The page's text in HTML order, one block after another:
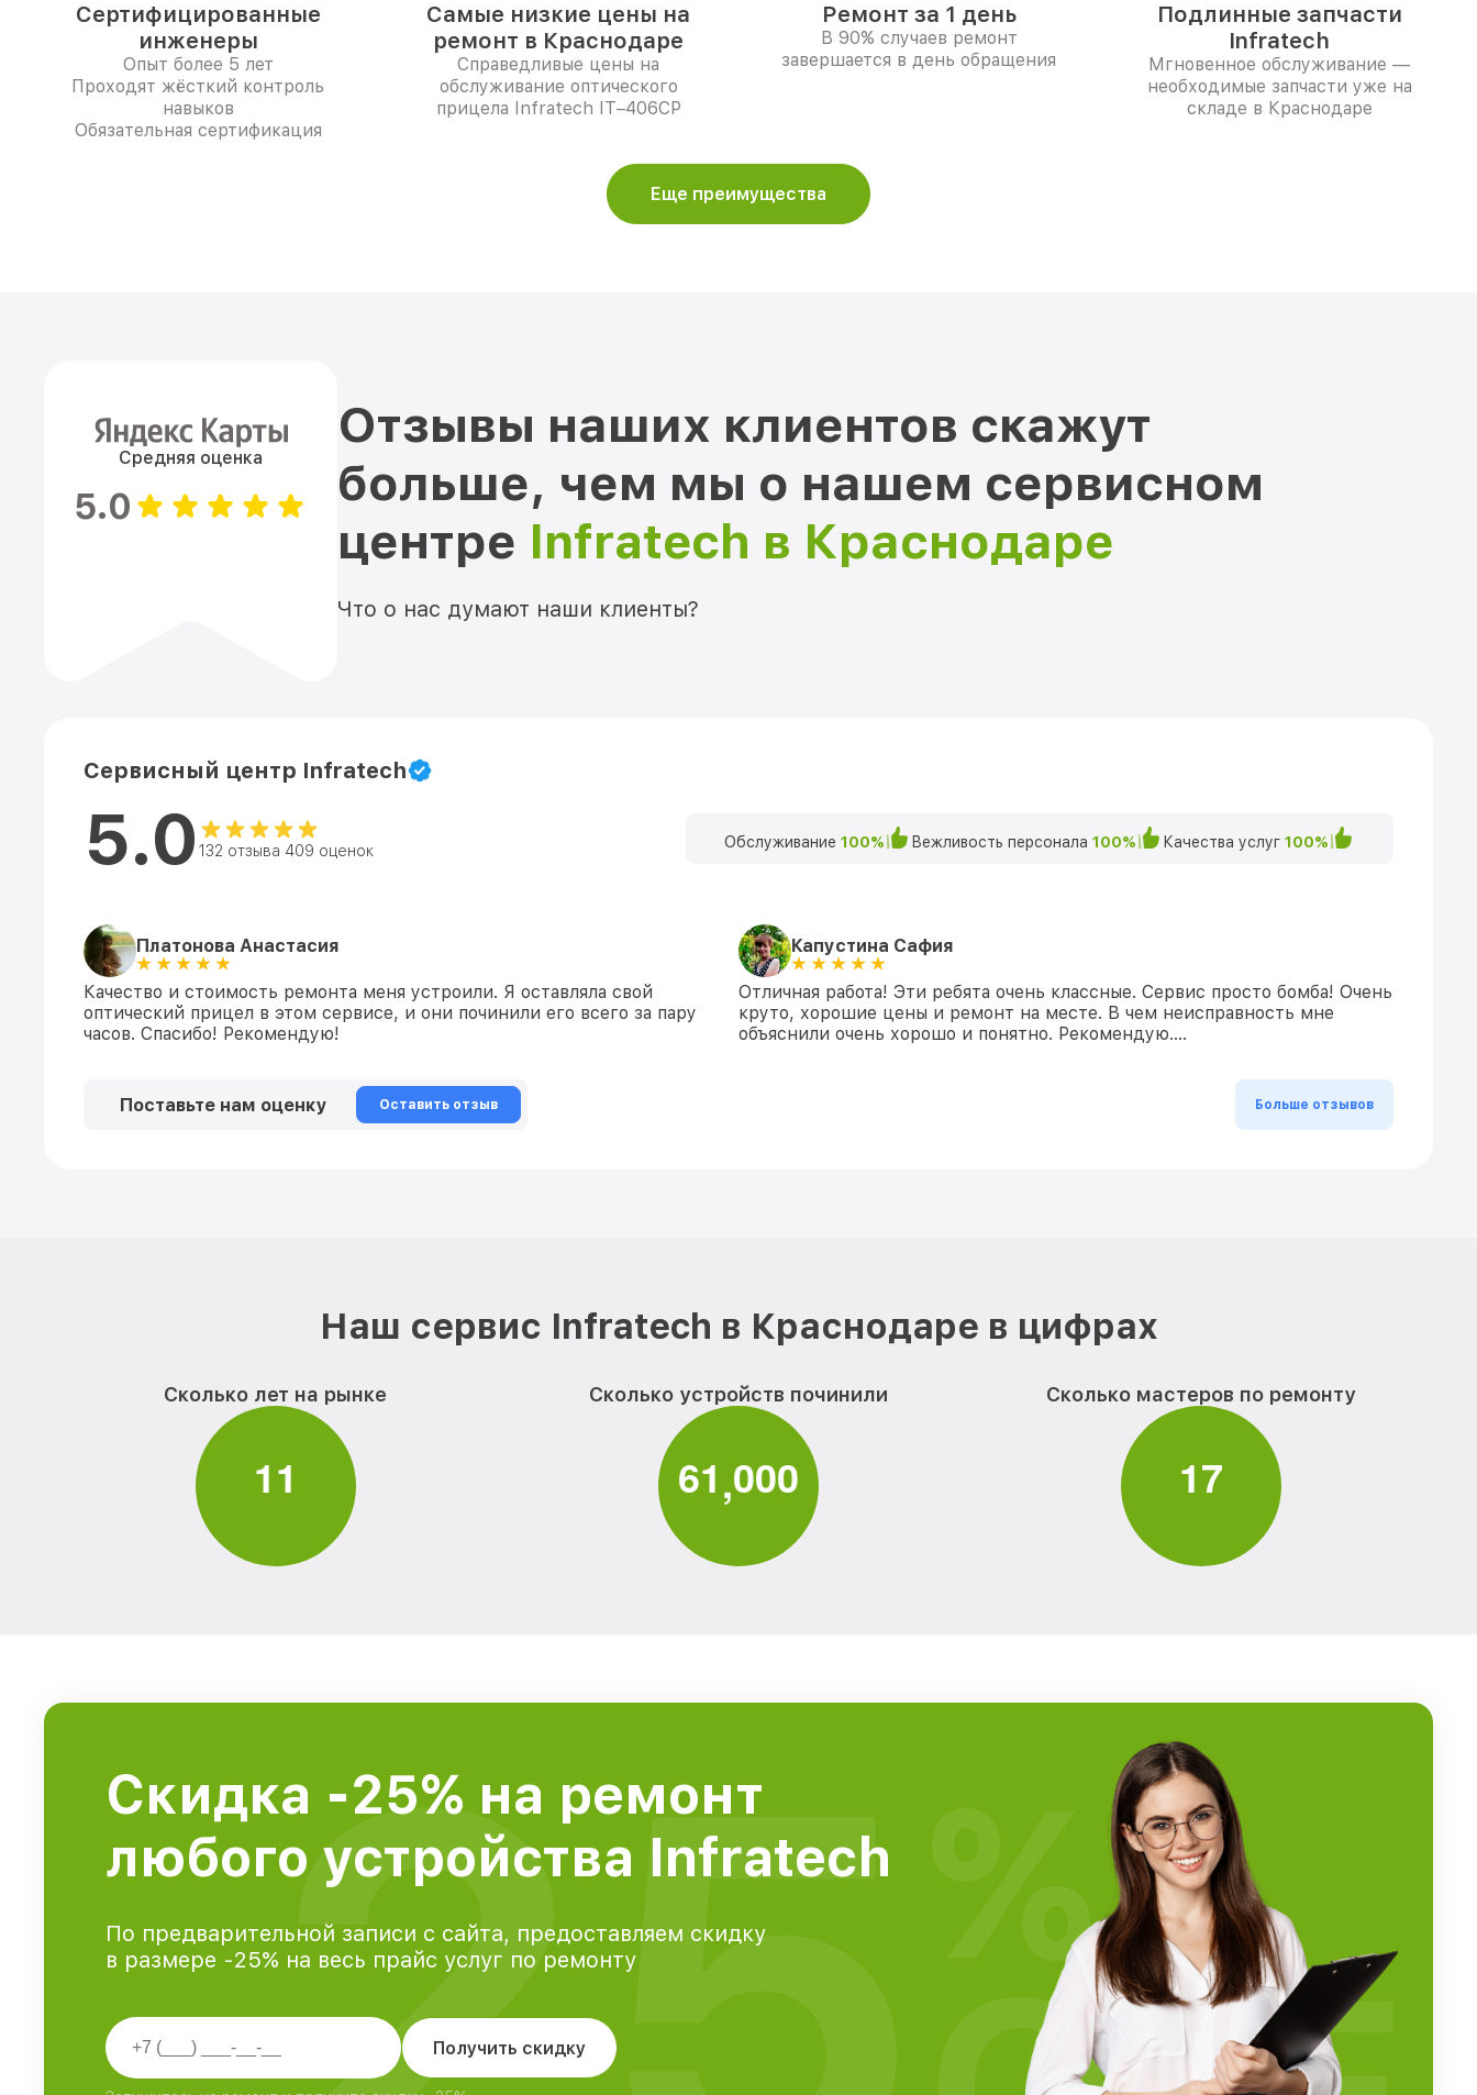
Сертифицированные
инженеры
Опыт более 5 лет
Проходят жёсткий контроль
навыков
Обязательная сертификация
Самые низкие цены на
ремонт в Краснодаре
Справедливые цены на
обслуживание оптического
прицела Infratech IT–406СP
Ремонт за 1 день
В 90% случаев ремонт
завершается в день обращения
Подлинные запчасти
Infratech
Мгновенное обслуживание —
необходимые запчасти уже на
складе в Краснодаре
Еще преимущества
Средняя оценка
5.0
Отзывы наших клиентов скажут
больше, чем мы о нашем сервисном
центре Infratech в Краснодаре
Что о нас думают наши клиенты?
Сервисный центр Infratech
5.0 132 отзыва 409 оценок Обслуживание 100% Вежливость персонала 100% Качества услуг 100%
Платонова Анастасия
Качество и стоимость ремонта меня устроили. Я оставляла свой
оптический прицел в этом сервисе, и они починили его всего за пару
часов. Спасибо! Рекомендую!
Капустина Сафия
Отличная работа! Эти ребята очень классные. Сервис просто бомба! Очень
круто, хорошие цены и ремонт на месте. В чем неисправность мне
объяснили очень хорошо и понятно. Рекомендую….
Поставьте нам оценку Оставить отзыв Больше отзывов
Наш сервис Infratech в Краснодаре в цифрах
Сколько лет на рынке
11
Сколько устройств починили
61,000
Сколько мастеров по ремонту
17
Скидка -25% на ремонт
любого устройства Infratech
По предварительной записи с сайта, предоставляем скидку
в размере -25% на весь прайс услуг по ремонту
Получить скидку
%